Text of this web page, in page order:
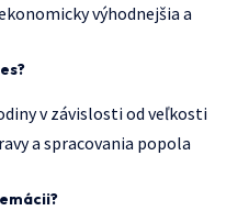
výhodnejšia a
v závislosti od veľkosti
a spracovania popola